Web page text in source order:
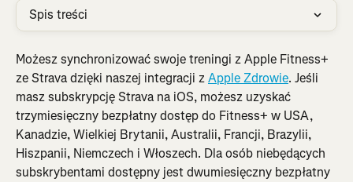
Spis treści
Możesz synchronizować swoje treningi z Apple Fitness+
ze Strava dzięki naszej integracji z Apple Zdrowie. Jeśli
masz subskrypcję Strava na iOS, możesz uzyskać
trzymiesięczny bezpłatny dostęp do Fitness+ w USA,
Kanadzie, Wielkiej Brytanii, Australii, Francji, Brazylii,
Hiszpanii, Niemczech i Włoszech. Dla osób niebędących
subskrybentami dostępny jest dwumiesięczny bezpłatny